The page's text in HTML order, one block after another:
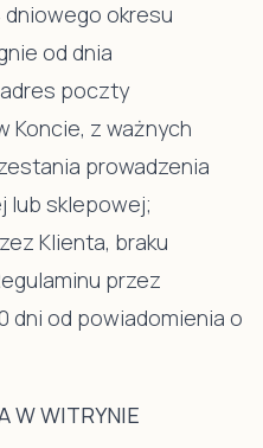
dniowego okresu
od dnia
poczty
Koncie, z ważnych
prowadzenia
lub sklepowej;
Klienta, braku
przez
dni od powiadomienia o
W WITRYNIE